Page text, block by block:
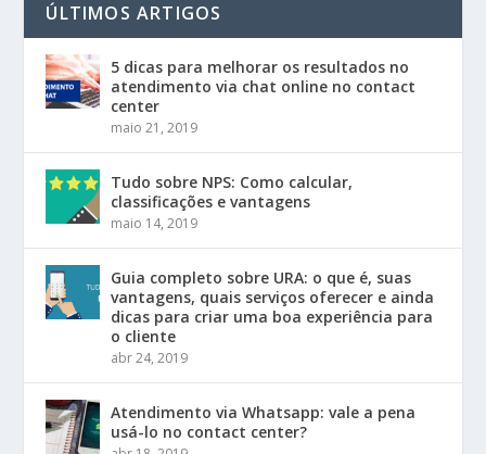
ÚLTIMOS ARTIGOS
5 dicas para melhorar os resultados no
atendimento via chat online no contact
center
maio 21, 2019
Tudo sobre NPS: Como calcular,
classificações e vantagens
maio 14, 2019
Guia completo sobre URA: o que é, suas
vantagens, quais serviços oferecer e ainda
dicas para criar uma boa experiência para
o cliente
abr 24, 2019
Atendimento via Whatsapp: vale a pena
usá-lo no contact center?